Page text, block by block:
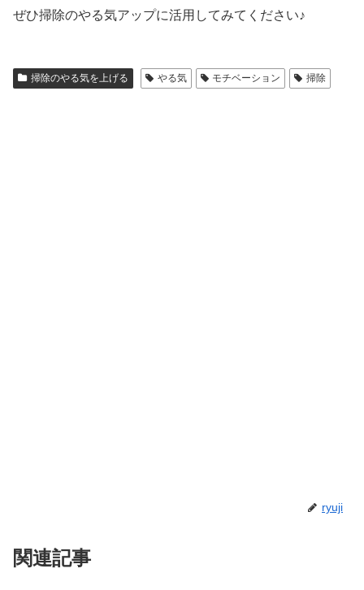
ぜひ掃除のやる気アップに活用してみてください♪
掃除のやる気を上げる やる気 モチベーション 掃除
ryuji
関連記事